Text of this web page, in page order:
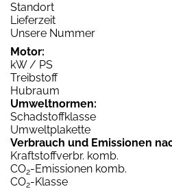
Standort
Lieferzeit
Unsere Nummer
Motor:
kW / PS
Treibstoff
Hubraum
Umweltnormen:
Schadstoffklasse
Umweltplakette
Verbrauch und Emissionen
Kraftstoffverbr. komb.
CO2-Emissionen komb.
CO2-Klasse